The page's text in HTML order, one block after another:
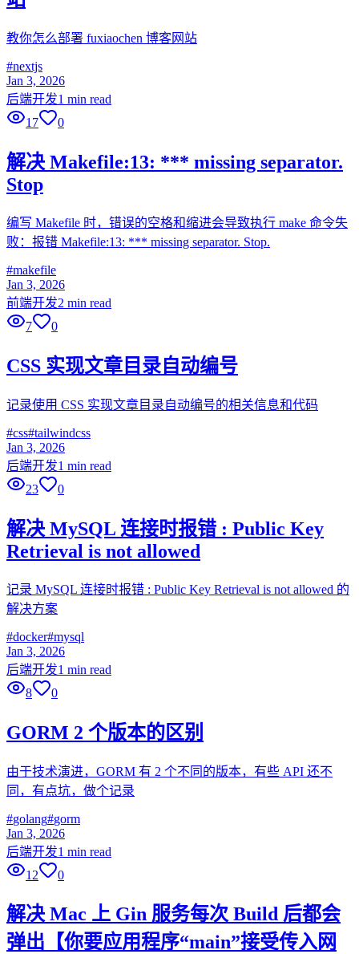
教你怎么部署 fuxiaochen 博客网站
#nextjs
Jan 3, 2026
后端开发1 min read
17
0
解决 Makefile:13: *** missing separator.
Stop
编写 Makefile 时，错误的空格和缩进会导致执行 make 命令失
败：报错 Makefile:13: *** missing separator. Stop.
#makefile
Jan 3, 2026
前端开发2 min read
7
0
CSS 实现文章目录自动编号
记录使用 CSS 实现文章目录自动编号的相关信息和代码
#css#tailwindcss
Jan 3, 2026
后端开发1 min read
23
0
解决 MySQL 连接时报错 : Public Key
Retrieval is not allowed
记录 MySQL 连接时报错 : Public Key Retrieval is not allowed 的
解决方案
#docker#mysql
Jan 3, 2026
后端开发1 min read
8
0
GORM 2 个版本的区别
由于技术演进，GORM 有 2 个不同的版本，有些 API 还不
同，有点坑，做个记录
#golang#gorm
Jan 3, 2026
后端开发1 min read
12
0
解决 Mac 上 Gin 服务每次 Build 后都会
弹出【你要应用程序“main”接受传入网